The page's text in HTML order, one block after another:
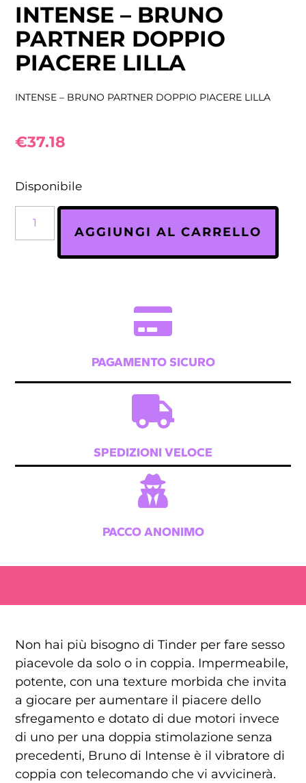
INTENSE – BRUNO
PARTNER DOPPIO
PIACERE LILLA
INTENSE – BRUNO PARTNER DOPPIO PIACERE LILLA
€37.18
Disponibile
AGGIUNGI AL CARRELLO
PAGAMENTO SICURO
SPEDIZIONI VELOCE
PACCO ANONIMO
Non hai più bisogno di Tinder per fare sesso
piacevole da solo o in coppia. Impermeabile,
potente, con una texture morbida che invita
a giocare per aumentare il piacere dello
sfregamento e dotato di due motori invece
di uno per una doppia stimolazione senza
precedenti, Bruno di Intense è il vibratore di
coppia con telecomando che vi avvicinerà.